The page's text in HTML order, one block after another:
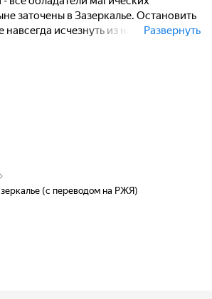
заточены в Зазеркалье. Остановить
навсегда исчезнуть из нашего мира
добро и дружбу. В новом
Герде придут тролли, пираты и
Развернуть
(с переводом на РЖЯ)